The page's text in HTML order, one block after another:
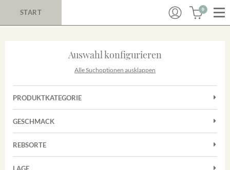
START 0
Auswahl konfigurieren
Alle Suchoptionen ausklappen
PRODUKTKATEGORIE
Cuvées
Sekt
GESCHMACK
Trocken
REBSORTE
Cuvée